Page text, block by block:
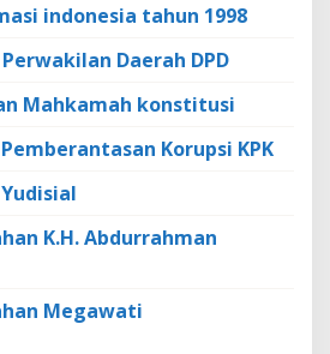
indonesia tahun 1998
Daerah DPD
Mahkamah konstitusi
Korupsi KPK
K.H. Abdurrahman
Megawati